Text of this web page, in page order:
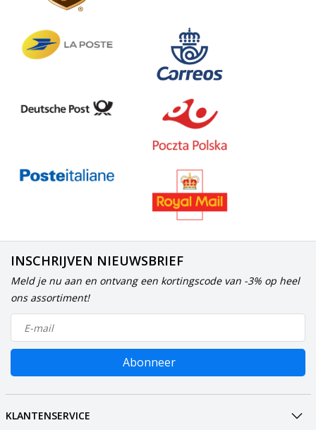
INSCHRIJVEN NIEUWSBRIEF
Meld je nu aan en ontvang een kortingscode van -3% op heel
ons assortiment!
Abonneer
KLANTENSERVICE